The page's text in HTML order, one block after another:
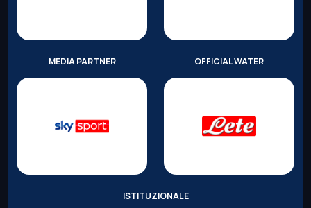
MEDIA PARTNER OFFICIAL WATER
ISTITUZIONALE